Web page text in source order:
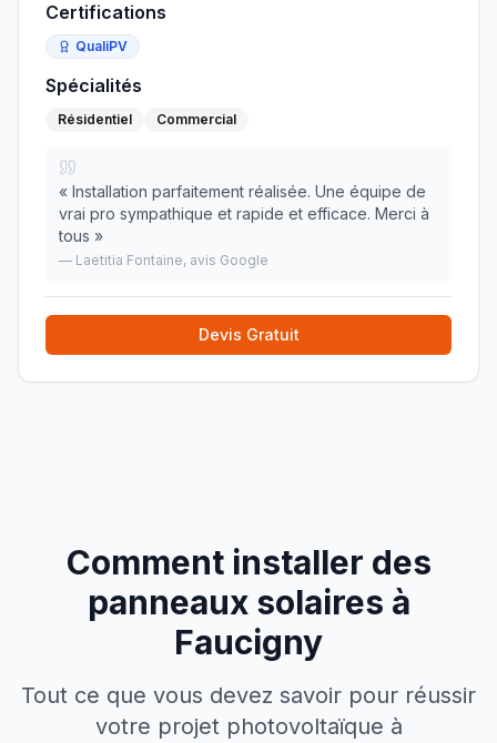
Certifications
QualiPV
Spécialités
Résidentiel Commercial
« Installation parfaitement réalisée. Une équipe de
vrai pro sympathique et rapide et efficace. Merci à
tous »
— Laetitia Fontaine, avis Google
Devis Gratuit
Comment installer des
panneaux solaires à
Faucigny
Tout ce que vous devez savoir pour réussir
votre projet photovoltaïque à